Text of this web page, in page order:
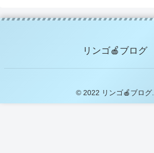
リンゴ🍎ブログ
© 2022 リンゴ🍎ブログ.